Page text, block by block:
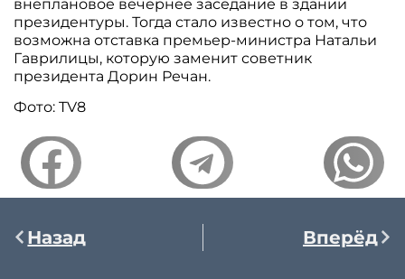
внеплановое вечернее заседание в здании
президентуры. Тогда стало известно о том, что
возможна отставка премьер-министра Натальи
Гаврилицы, которую заменит советник
президента Дорин Речан.
Фото: TV8
Назад Вперёд